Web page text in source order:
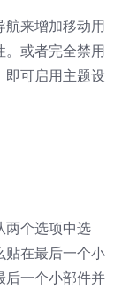
航来增加移动用
。或者完全禁用
即可启用主题设
两个选项中选
贴在最后一个小
后一个小部件并